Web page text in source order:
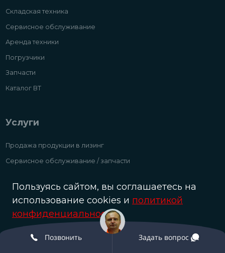
Складская техника
Сервисное обслуживание
Аренда техники
Погрузчики
Запчасти
Каталог ВТ
Услуги
Продажа продукции в лизинг
Сервисное обслуживание / запчасти
Выкупаем б/у складтехнику и погрузчики дорого
© Разработка и сопровождение сайта «Scrum studio White»
Пользуясь сайтом, вы соглашаетесь на
использование cookies и политикой
конфиденциальности.
Oк
Позвонить Задать вопрос